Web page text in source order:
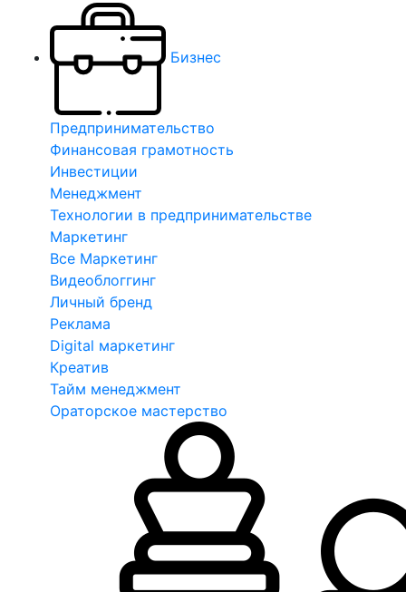
Бизнес
Предпринимательство
Финансовая грамотность
Инвестиции
Менеджмент
Технологии в предпринимательстве
Маркетинг
Все Маркетинг
Видеоблоггинг
Личный бренд
Реклама
Digital маркетинг
Креатив
Тайм менеджмент
Ораторское мастерство